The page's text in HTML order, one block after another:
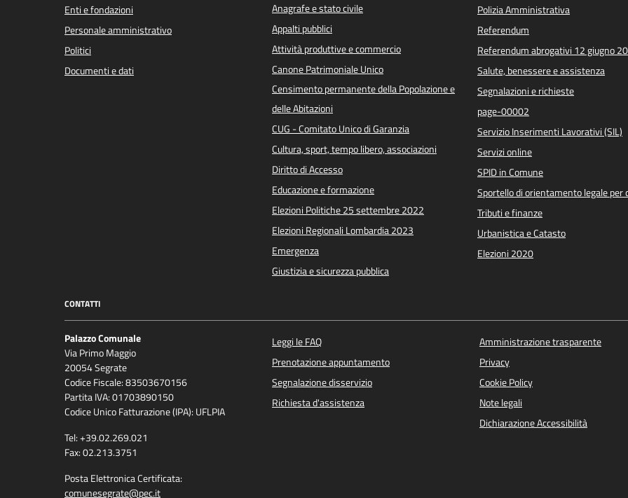
Enti e fondazioni
Personale amministrativo
Politici
Documenti e dati
Anagrafe e stato civile
Appalti pubblici
Attività produttive e commercio
Canone Patrimoniale Unico
Censimento permanente della Popolazione e
delle Abitazioni
CUG - Comitato Unico di Garanzia
Cultura, sport, tempo libero, associazioni
Diritto di Accesso
Educazione e formazione
Elezioni Politiche 25 settembre 2022
Elezioni Regionali Lombardia 2023
Emergenza
Giustizia e sicurezza pubblica
Polizia Amministrativa
Referendum
Referendum abrogativi 12 giugno
Salute, benessere e assistenza
Segnalazioni e richieste
page-00002
Servizio Inserimenti Lavorativi (SIL)
Servizi online
SPID in Comune
Sportello di orientamento legale per
Tributi e finanze
Urbanistica e Catasto
Elezioni 2020
CONTATTI
Palazzo Comunale
Via Primo Maggio
20054 Segrate
Codice Fiscale: 83503670156
Partita IVA: 01703890150
Codice Unico Fatturazione (IPA): UFLPIA
Tel: +39.02.269.021
Fax: 02.213.3751
Posta Elettronica Certificata:
comunesegrate@pec.it
Leggi le FAQ
Prenotazione appuntamento
Segnalazione disservizio
Richiesta d'assistenza
Amministrazione trasparente
Privacy
Cookie Policy
Note legali
Dichiarazione Accessibilità